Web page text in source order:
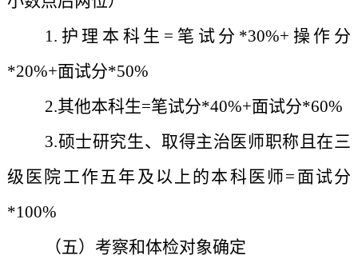
1.护理本科生=笔试 分*30%+操作 分
*20%+面试分*50%
2.其他本科生=笔试分*40%+面试分*60%
3.硕士研究生、取得主治医师职称且在三
级医院工作五年及以上的本科医师=面试分
*100%
（五）考察和体检对象确定